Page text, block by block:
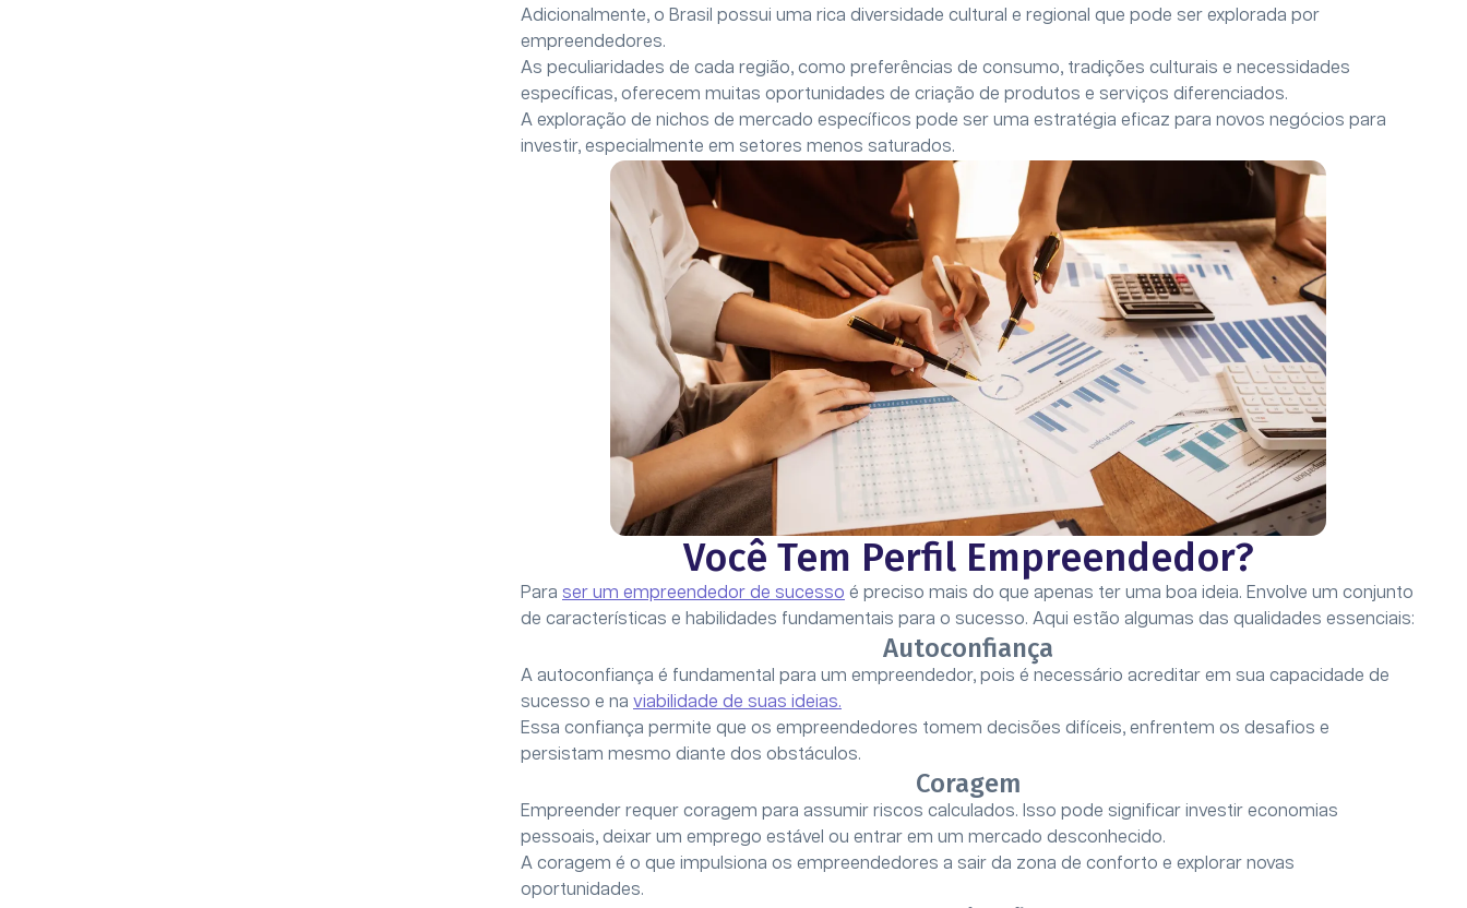
Adicionalmente, o Brasil possui uma rica diversidade cultural e regional que pode ser explorada por
empreendedores.
As peculiaridades de cada região, como preferências de consumo, tradições culturais e necessidades
específicas, oferecem muitas oportunidades de criação de produtos e serviços diferenciados.
A exploração de nichos de mercado específicos pode ser uma estratégia eficaz para novos negócios para
investir, especialmente em setores menos saturados.
Você Tem Perfil Empreendedor?
Para ser um empreendedor de sucesso é preciso mais do que apenas ter uma boa ideia. Envolve um conjunto
de características e habilidades fundamentais para o sucesso. Aqui estão algumas das qualidades essenciais:
Autoconfiança
A autoconfiança é fundamental para um empreendedor, pois é necessário acreditar em sua capacidade de
sucesso e na viabilidade de suas ideias.
Essa confiança permite que os empreendedores tomem decisões difíceis, enfrentem os desafios e
persistam mesmo diante dos obstáculos.
Coragem
Empreender requer coragem para assumir riscos calculados. Isso pode significar investir economias
pessoais, deixar um emprego estável ou entrar em um mercado desconhecido.
A coragem é o que impulsiona os empreendedores a sair da zona de conforto e explorar novas
oportunidades.